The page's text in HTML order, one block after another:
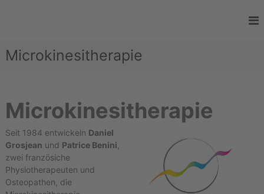
r
m
h
u
l
x
r
O
s
t
o
p
a
Microkinesitherapie
Microkinesitherapie
Seit 1984 entwickeln Daniel
Grosjean und Patrice Benini
zwei französiche
Physiotherapeuten und
Osteopathen, die